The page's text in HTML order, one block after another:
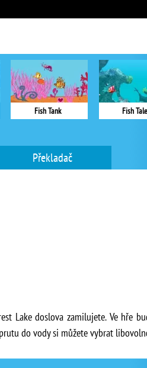
Fish Tank Fish
Překladač
Lake doslova zamilujete. Ve hře
do vody si můžete vybrat